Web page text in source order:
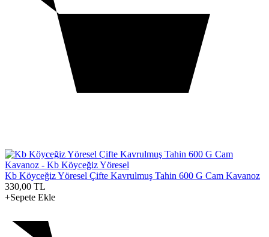
Kb Köyceğiz Yöresel Çifte Kavrulmuş Tahin 600 G Cam Kavanoz
330,00 TL
+Sepete Ekle